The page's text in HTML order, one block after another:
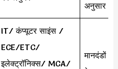
अनुसार
IT/ कंप्यूटर साइंस /
ECE/ETC/
इलेक्ट्रॉनिक्स/ MCA/
मानदंडों